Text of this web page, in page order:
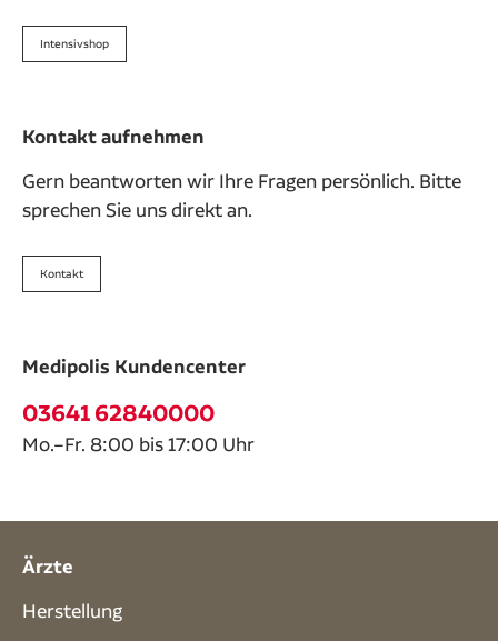
Intensivshop
Kontakt aufnehmen
Gern beantworten wir Ihre Fragen persönlich. Bitte
sprechen Sie uns direkt an.
Kontakt
Medipolis Kundencenter
03641 62840000
Mo.–Fr. 8:00 bis 17:00 Uhr
Ärzte
Herstellung